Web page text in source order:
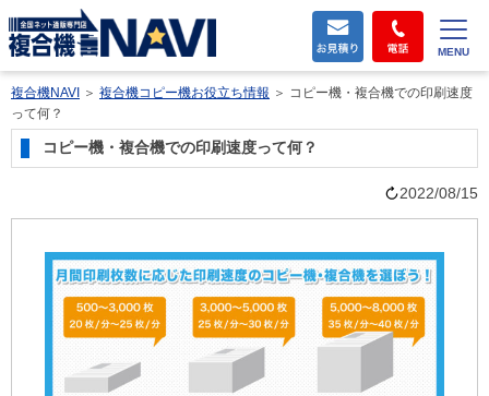
MENU
複合機NAVI ＞ 複合機コピー機お役立ち情報 ＞ コピー機・複合機での印刷速度
って何？
コピー機・複合機での印刷速度って何？
2022/08/15